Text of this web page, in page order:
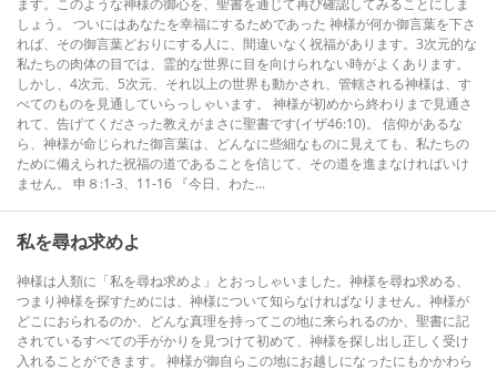
ます。このような神様の御心を、聖書を通じて再び確認してみることにしま
しょう。 ついにはあなたを幸福にするためであった 神様が何か御言葉を下さ
れば、その御言葉どおりにする人に、間違いなく祝福があります。3次元的な
私たちの肉体の目では、霊的な世界に目を向けられない時がよくあります。
しかし、4次元、5次元、それ以上の世界も動かされ、管轄される神様は、す
べてのものを見通していらっしゃいます。 神様が初めから終わりまで見通さ
れて、告げてくださった教えがまさに聖書です(イザ46:10)。 信仰があるな
ら、神様が命じられた御言葉は、どんなに些細なものに見えても、私たちの
ために備えられた祝福の道であることを信じて、その道を進まなければいけ
ません。 申８:1-3、11-16 『今日、わた...
私を尋ね求めよ
神様は人類に「私を尋ね求めよ」とおっしゃいました。神様を尋ね求める、
つまり神様を探すためには、神様について知らなければなりません。神様が
どこにおられるのか、どんな真理を持ってこの地に来られるのか、聖書に記
されているすべての手がかりを見つけて初めて、神様を探し出し正しく受け
入れることができます。 神様が御自らこの地にお越しになったにもかかわら